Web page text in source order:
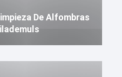
De Alfombras